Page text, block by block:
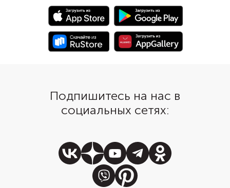
паприкой, сушеными травами
или другими специями.
румяную корочку и
вкус зелени.
Подпишитесь на нас в
социальных сетях: